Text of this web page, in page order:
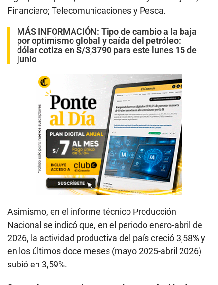
Financiero; Telecomunicaciones y Pesca.
MÁS INFORMACIÓN: Tipo de cambio a la baja
por optimismo global y caída del petróleo:
dólar cotiza en S/3,3790 para este lunes 15 de
junio
Asimismo, en el informe técnico Producción
Nacional se indicó que, en el periodo enero-abril de
2026, la actividad productiva del país creció 3,58% y
en los últimos doce meses (mayo 2025-abril 2026)
subió en 3,59%.